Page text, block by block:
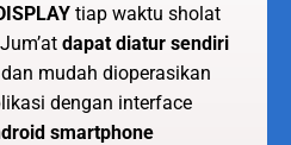
tiap waktu sholat
dapat diatur sendiri
mudah dioperasikan
dengan interface
smartphone